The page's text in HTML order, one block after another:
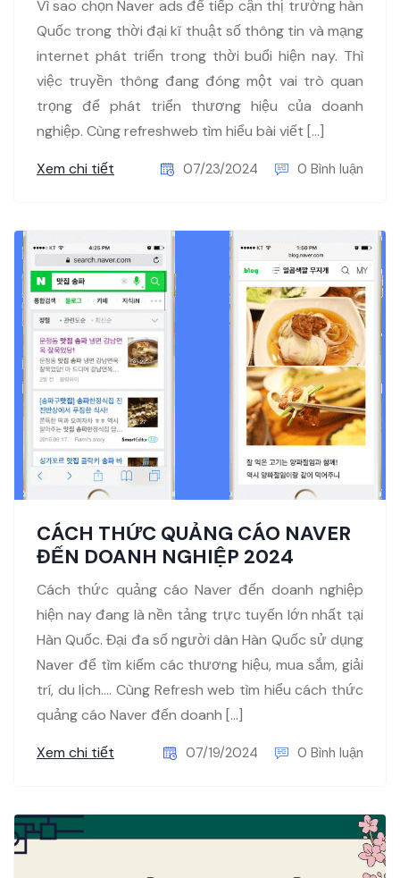
Vì sao chọn Naver ads để tiếp cận thị trường hàn
Quốc trong thời đại kĩ thuật số thông tin và mạng
internet phát triển trong thời buổi hiện nay. Thì
việc truyền thông đang đóng một vai trò quan
trọng để phát triển thương hiệu của doanh
nghiệp. Cùng refreshweb tìm hiểu bài viết […]
Xem chi tiết
07/23/2024 0 Bình luận
CÁCH THỨC QUẢNG CÁO NAVER
ĐẾN DOANH NGHIỆP 2024
Cách thức quảng cáo Naver đến doanh nghiệp
hiện nay đang là nền tảng trực tuyến lớn nhất tại
Hàn Quốc. Đại đa số người dân Hàn Quốc sử dụng
Naver để tìm kiếm các thương hiệu, mua sắm, giải
trí, du lịch…. Cùng Refresh web tìm hiểu cách thức
quảng cáo Naver đến doanh […]
Xem chi tiết
07/19/2024 0 Bình luận